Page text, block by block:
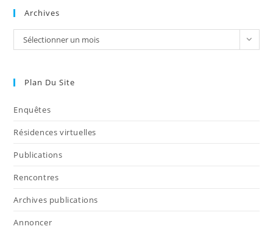
Archives
Sélectionner un mois
Plan Du Site
Enquêtes
Résidences virtuelles
Publications
Rencontres
Archives publications
Annoncer